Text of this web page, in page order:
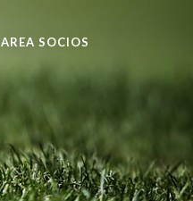
AREA SOCIOS